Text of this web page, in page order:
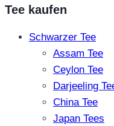
Tee kaufen
Schwarzer Tee
Assam Tee
Ceylon Tee
Darjeeling
China Tee
Japan Tees